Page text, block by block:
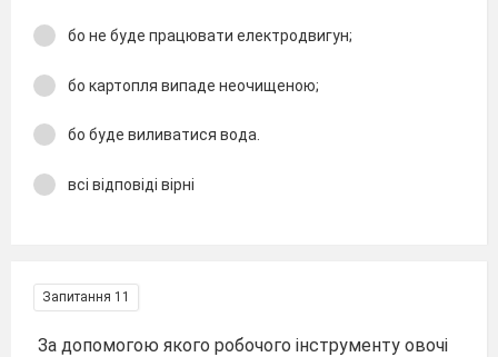
бо не буде працювати електродвигун;
бо картопля випаде неочищеною;
бо буде виливатися вода.
всі відповіді вірні
Запитання 11
За допомогою якого робочого інструменту овочі